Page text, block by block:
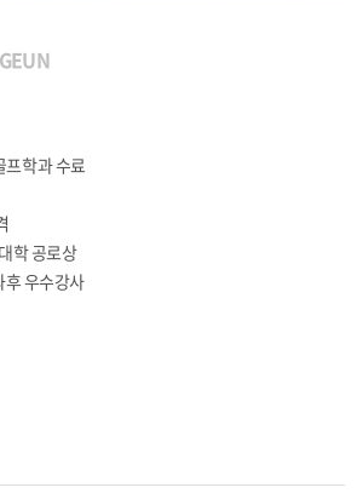
프학과 수료
학 공로상
우수강사